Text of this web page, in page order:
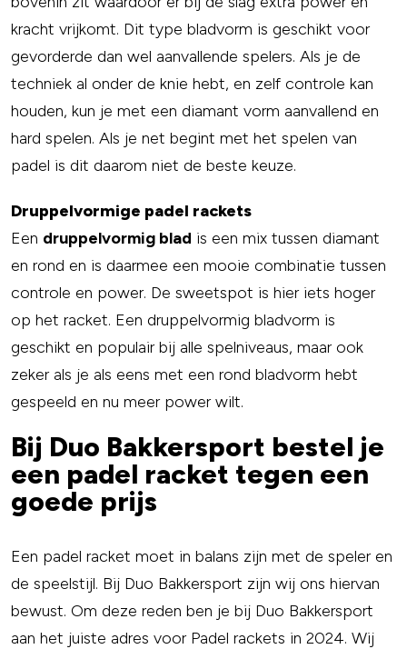
kracht vrijkomt. Dit type bladvorm is geschikt voor
gevorderde dan wel aanvallende spelers. Als je de
techniek al onder de knie hebt, en zelf controle kan
houden, kun je met een diamant vorm aanvallend en
hard spelen. Als je net begint met het spelen van
padel is dit daarom niet de beste keuze.
Druppelvormige padel rackets
Een druppelvormig blad is een mix tussen diamant
en rond en is daarmee een mooie combinatie tussen
controle en power. De sweetspot is hier iets hoger
op het racket. Een druppelvormig bladvorm is
geschikt en populair bij alle spelniveaus, maar ook
zeker als je als eens met een rond bladvorm hebt
gespeeld en nu meer power wilt.
Bij Duo Bakkersport bestel je
een padel racket tegen een
goede prijs
Een padel racket moet in balans zijn met de speler en
de speelstijl. Bij Duo Bakkersport zijn wij ons hiervan
bewust. Om deze reden ben je bij Duo Bakkersport
aan het juiste adres voor Padel rackets in 2024. Wij